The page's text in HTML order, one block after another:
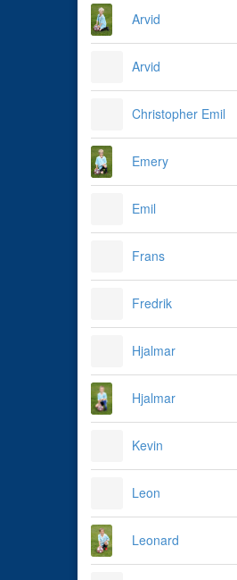
Arvid
Arvid
Christopher Emil
Emery
Emil
Frans
Fredrik
Hjalmar
Hjalmar
Kevin
Leon
Leonard